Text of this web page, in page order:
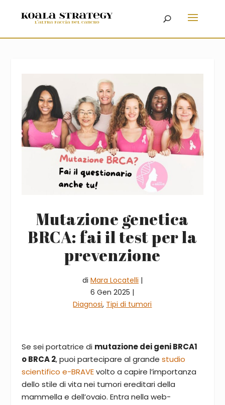
Mutazione genetica
BRCA: fai il test per la
prevenzione
di Mara Locatelli |
6 Gen 2025 |
Diagnosi, Tipi di tumori
Se sei portatrice di mutazione dei geni BRCA1
o BRCA 2, puoi partecipare al grande studio
scientifico e-BRAVEvolto a capire l’importanza
dello stile di vita nei tumori ereditari della
mammella e dell’ovaio. Entra nella web-